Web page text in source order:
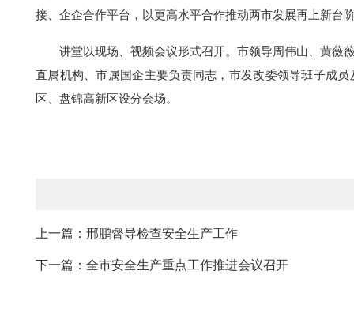
接、企企合作平台，以更高水平合作推动两市发展再上新台
讲堂以现场、视频会议形式召开。市领导周伟山、黄薇
直属机构、市属国企主要负责同志，市发改委领导班子成
区、盘锦高新区设分会场。
上一篇：邢鹏督导检查安全生产工作
下一篇：全市安全生产重点工作推进会议召开